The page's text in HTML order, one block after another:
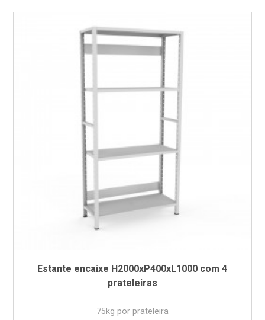
Estante encaixe H2000xP400xL1000 com 4
prateleiras
75kg por prateleira